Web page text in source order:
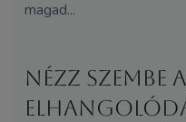
magad...
Nézz szembe